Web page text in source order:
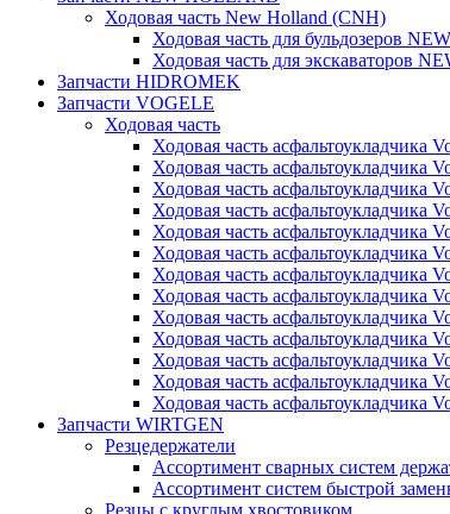
Ходовая часть New Holland (CNH)
Ходовая часть для бульдозеров
Ходовая часть для экскаваторов
Запчасти HIDROMEK
Запчасти VOGELE
Ходовая часть
Ходовая часть асфальтоукладчика
Ходовая часть асфальтоукладчика
Ходовая часть асфальтоукладчика
Ходовая часть асфальтоукладчика
Ходовая часть асфальтоукладчика
Ходовая часть асфальтоукладчика
Ходовая часть асфальтоукладчика
Ходовая часть асфальтоукладчика
Ходовая часть асфальтоукладчика
Ходовая часть асфальтоукладчика
Ходовая часть асфальтоукладчика
Ходовая часть асфальтоукладчика
Ходовая часть асфальтоукладчика
Запчасти WIRTGEN
Резцедержатели
Ассортимент сварных систем
Ассортимент систем быстрой
Резцы с круглым хвостовиком